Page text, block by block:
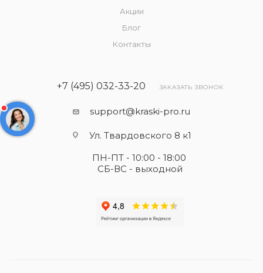
Акции
Блог
Контакты
+7 (495) 032-33-20 ЗАКАЗАТЬ ЗВОНОК
support@kraski-pro.ru
Ул. Твардовского 8 к1
ПН-ПТ - 10:00 - 18:00
СБ-ВС - выходной